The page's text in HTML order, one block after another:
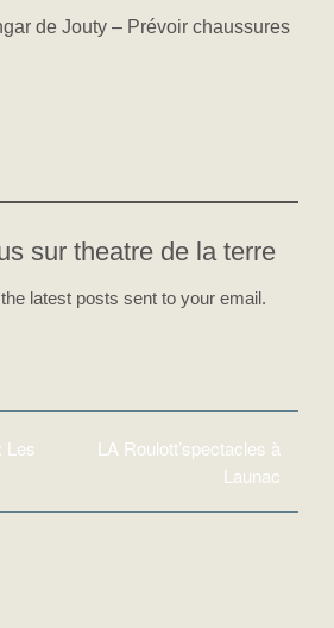
de Jouty – Prévoir chaussures
sur theatre de la terre
latest posts sent to your email.
Les
LA Roulott’spectacles à
Launac